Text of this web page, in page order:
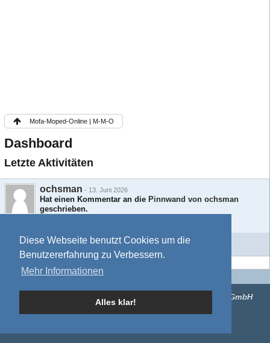
Diese Webseite benutzt Cookies um die
Benutzererfahrung zu Verbessern.
Mehr Informationen
Alles klar!
Mofa-Moped-Online | M-M-O
Dashboard
Letzte Aktivitäten
ochsman - 13. Juni 2026
Hat einen Kommentar an die Pinnwand von ochsman
geschrieben.
Weitere Aktivitäten
Impressum Mitgliederkarte
Burning Board® , entwickelt von WoltLab® GmbH